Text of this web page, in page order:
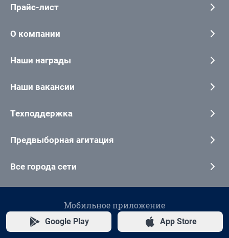
Прайс-лист
О компании
Наши награды
Наши вакансии
Техподдержка
Предвыборная агитация
Все города сети
Мобильное приложение
Google Play App Store